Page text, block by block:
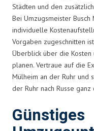
Städten und den
Bei Umzugsmeister
individuelle
Vorgaben zugeschnitten
Überblick über die Kosten
planen. Vertraue auf die
Mülheim an der Ruhr und
der Ruhr nach Russe ganz
Günstiges